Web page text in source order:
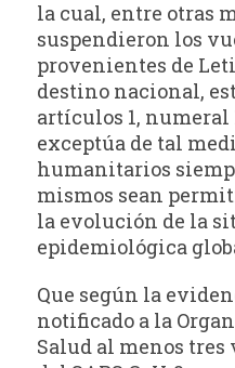
la cual, entre otras
suspendieron los
provenientes de
destino nacional,
artículos 1, numeral
exceptúa de tal
humanitarios
mismos sean
la evolución de la
epidemiológica
Que según la
notificado a la
Salud al menos